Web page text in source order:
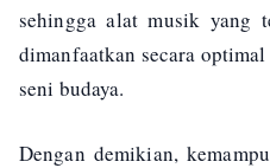
sehingga alat musik yang
dimanfaatkan secara
seni budaya.
Dengan demikian,